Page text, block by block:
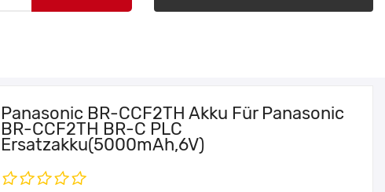
Panasonic BR-CCF2TH Akku Für Panasonic
BR-CCF2TH BR-C PLC
Ersatzakku(5000mAh,6V)